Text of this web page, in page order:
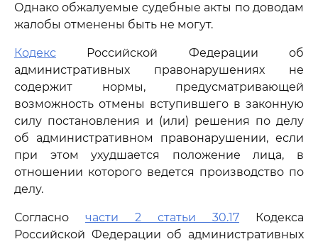
Однако обжалуемые судебные акты по доводам
жалобы отменены быть не могут.
Кодекс Российской Федерации об
административных правонарушениях не
содержит нормы, предусматривающей
возможность отмены вступившего в законную
силу постановления и (или) решения по делу
об административном правонарушении, если
при этом ухудшается положение лица, в
отношении которого ведется производство по
делу.
Согласно части 2 статьи 30.17 Кодекса
Российской Федерации об административных